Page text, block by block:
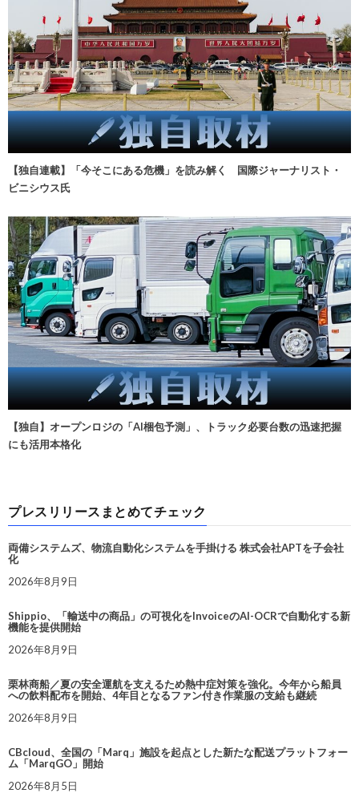
【独自連載】「今そこにある危機」を読み解く 国際ジャーナリスト・
ビニシウス氏
【独自】オープンロジの「AI梱包予測」、トラック必要台数の迅速把握
にも活用本格化
プレスリリースまとめてチェック
両備システムズ、物流自動化システムを手掛ける 株式会社APTを子会社
化
2026年8月9日
Shippio、「輸送中の商品」の可視化をInvoiceのAI-OCRで自動化する新
機能を提供開始
2026年8月9日
栗林商船／夏の安全運航を支えるため熱中症対策を強化。今年から船員
への飲料配布を開始、4年目となるファン付き作業服の支給も継続
2026年8月9日
CBcloud、全国の「Marq」施設を起点とした新たな配送プラットフォー
ム「MarqGO」開始
2026年8月5日